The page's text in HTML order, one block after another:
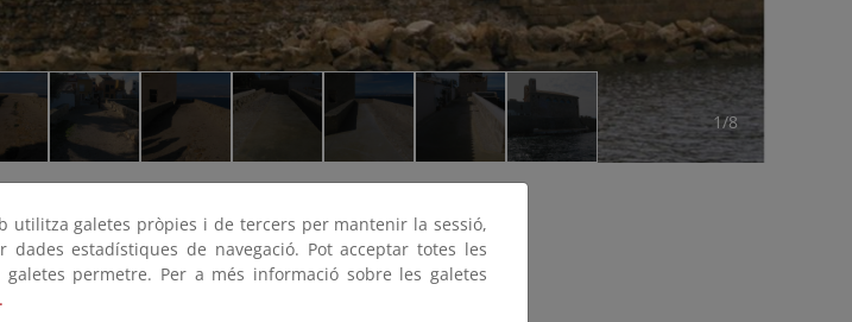
1/8
utilitza galetes pròpies i de tercers per mantenir la sessió,
dades estadístiques de navegació. Pot acceptar totes les
permetre. Per a més informació sobre les galetes